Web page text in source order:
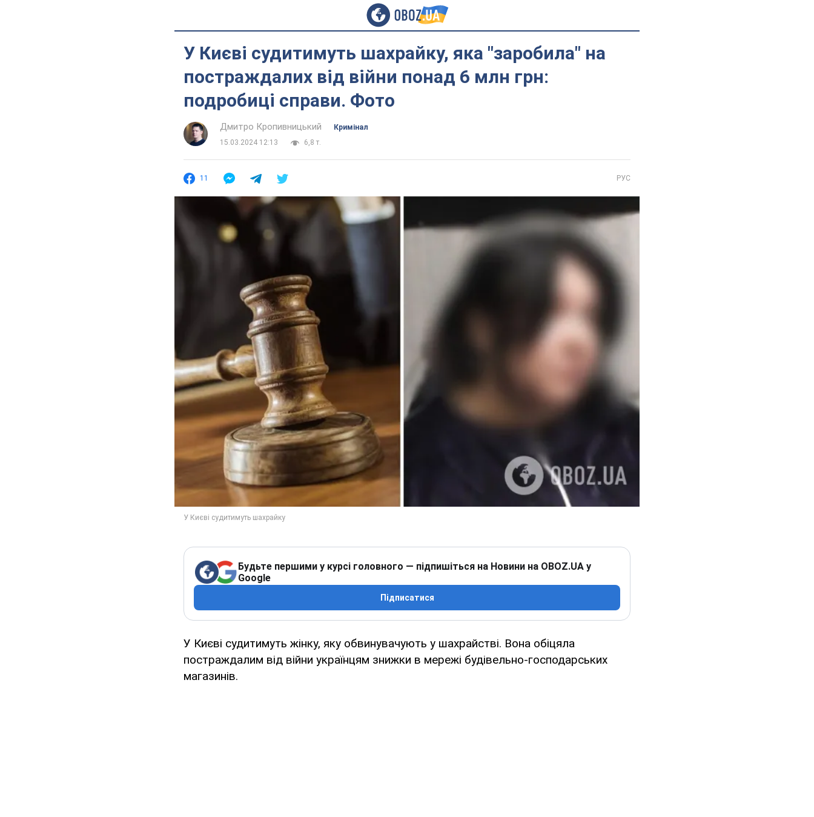
У Києві судитимуть шахрайку, яка "заробила" на
постраждалих від війни понад 6 млн грн:
подробиці справи. Фото
Дмитро Кропивницький
Кримінал
15.03.2024 12:13
6,8 т.
11 РУС
Будьте першими у курсі головного — підпишіться на Новини на OBOZ.UA у
Google
Підписатися
У Києві судитимуть жінку, яку обвинувачують у шахрайстві. Вона обіцяла
постраждалим від війни українцям знижки в мережі будівельно-господарських
магазинів.